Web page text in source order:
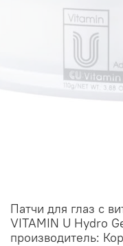
Патчи для глаз с
VITAMIN U Hydro
производитель: